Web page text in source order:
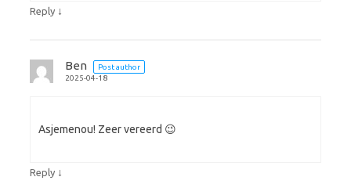
Reply ↓
Ben
Post author
2025-04-18
Asjemenou! Zeer vereerd 😉
Reply ↓